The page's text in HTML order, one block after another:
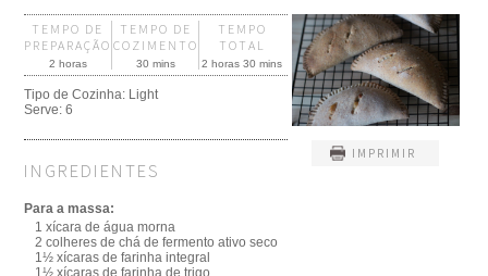
IMPRIMIR
TEMPO DE
PREPARAÇÃO
2 horas
TEMPO DE
COZIMENTO
30 mins
TEMPO
TOTAL
2 horas 30 mins
Tipo de Cozinha: Light
Serve:6
INGREDIENTES
Para a massa:
1 xícara de água morna
2 colheres de chá de fermento ativo seco
1½ xícaras de farinha integral
1½ xícaras de farinha de trigo